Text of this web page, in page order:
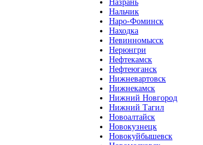
Назрань
Нальчик
Наро-Фоминск
Находка
Невинномысск
Нерюнгри
Нефтекамск
Нефтеюганск
Нижневартовск
Нижнекамск
Нижний Новгород
Нижний Тагил
Новоалтайск
Новокузнецк
Новокуйбышевск